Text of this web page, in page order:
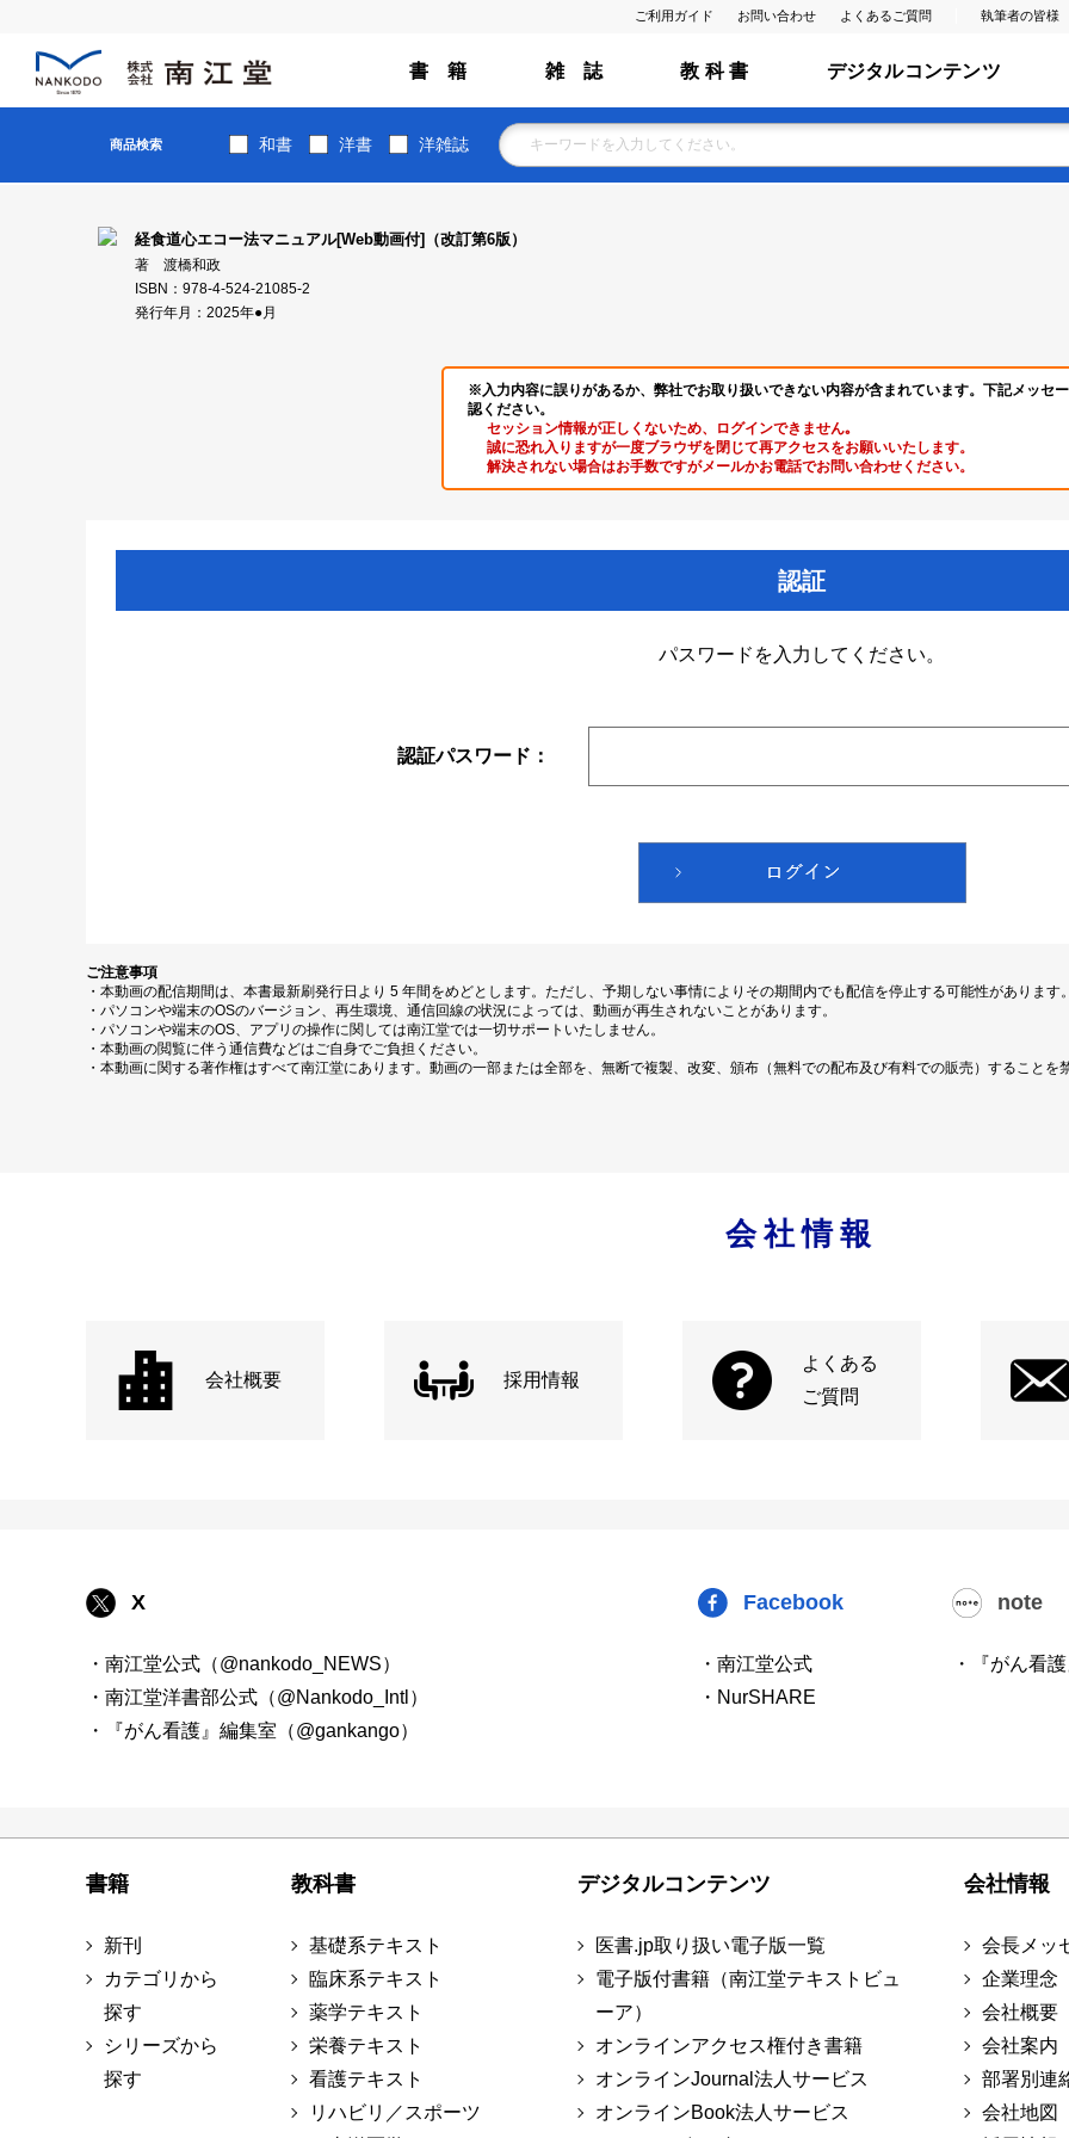
ご利用ガイド お問い合わせ よくあるご質問 執筆者の皆様
書 籍 雑 誌 教 科 書 デジタルコンテンツ
商品検索 和書 洋書 洋雑誌
経食道心エコー法マニュアル[Web動画付]（改訂第6版）
著 渡橋和政
ISBN：978-4-524-21085-2
発行年月：2025年●月
※入力内容に誤りがあるか、弊社でお取り扱いできない内容が含まれています。下記メッセ
認ください。
セッション情報が正しくないため、ログインできません｡
誠に恐れ入りますが一度ブラウザを閉じて再アクセスをお願いいたします。
解決されない場合はお手数ですがメールかお電話でお問い合わせください。
認証
パスワードを入力してください。
認証パスワード：
ご注意事項
・本動画の配信期間は、本書最新刷発行日より 5 年間をめどとします。ただし、予期しない事情によりその期間内でも配信を停止する可能性があります。
・パソコンや端末のOSのバージョン、再生環境、通信回線の状況によっては、動画が再生されないことがあります。
・パソコンや端末のOS、アプリの操作に関しては南江堂では一切サポートいたしません。
・本動画の閲覧に伴う通信費などはご自身でご負担ください。
・本動画に関する著作権はすべて南江堂にあります。動画の一部または全部を、無断で複製、改変、頒布（無料での配布及び有料での販売）することを
会社情報
会社概要 採用情報
よくある
ご質問
X
・南江堂公式（@nankodo_NEWS）
・南江堂洋書部公式（@Nankodo_Intl）
・『がん看護』編集室（@gankango）
Facebook
・南江堂公式
・NurSHARE
note
・『がん看
書籍
新刊
カテゴリから
探す
シリーズから
探す
教科書
基礎系テキスト
臨床系テキスト
薬学テキスト
栄養テキスト
看護テキスト
リハビリ／スポーツ
デジタルコンテンツ
医書.jp取り扱い電子版一覧
電子版付書籍（南江堂テキストビュ
ーア）
オンラインアクセス権付き書籍
オンラインJournal法人サービス
オンラインBook法人サービス
会社情報
会長メッ
企業理念
会社概要
会社案内
部署別連
会社地図